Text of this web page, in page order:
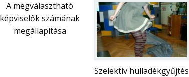
A megválasztható
képviselők számának
megállapítása
Szelektív hulladékgyűjtés